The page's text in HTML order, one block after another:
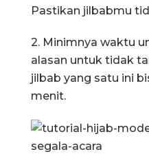
Pastikan jilbabmu
2. Minimnya waktu
alasan untuk tidak
jilbab yang satu ini
menit.